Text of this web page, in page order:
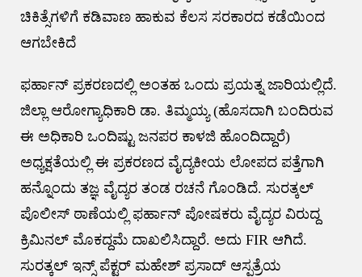
ಚಿಕಿತ್ಸೆಗಳಿಗೆ ಕಡಿವಾಣ ಹಾಕುವ ಕೆಲಸ ಸರಕಾರದ ಕಡೆಯಿಂದ
ಆಗಬೇಕಿದೆ‌
ಫರ್ಹಾನ್ ಪ್ರಕರಣದಲ್ಲಿ ಅಂತಹ ಒಂದು ಪ್ರಯತ್ನ ಜಾರಿಯಲ್ಲಿದೆ.
ಜಿಲ್ಲಾ ಆರೋಗ್ಯಾಧಿಕಾರಿ ಡಾ. ತಿಮ್ಮಯ್ಯ (ಹೊಸದಾಗಿ ಬಂದಿರುವ
ಈ ಅಧಿಕಾರಿ ಒಂದಿಷ್ಟು ಜನಪರ ಕಾಳಜಿ ಹೊಂದಿದ್ದಾರೆ)
ಅಧ್ಯಕ್ಷತೆಯಲ್ಲಿ ಈ ಪ್ರಕರಣದ ವೈದ್ಯಕೀಯ ಲೋಪದ ಪತ್ತೆಗಾಗಿ
ಹನ್ನೊಂದು ತಜ್ಞ ವೈದ್ಯರ ತಂಡ ರಚನೆ ಗೊಂಡಿದೆ. ಸುರತ್ಕಲ್
ಪೊಲೀಸ್ ಠಾಣೆಯಲ್ಲಿ ಫರ್ಹಾನ್ ಪೋಷಕರು ವೈದ್ಯರ ವಿರುದ್ದ
ಕ್ರಿಮಿನಲ್ ಮೊಕದ್ದಮೆ ದಾಖಲಿಸಿದ್ದಾರೆ. ಅದು FIR ಆಗಿದೆ.
ಸುರತ್ಕಲ್ ಇನ್ಸ್ ಪೆಕ್ಟರ್ ಮಹೇಶ್ ಪ್ರಸಾದ್ ಆಸ್ಪತ್ರೆಯ